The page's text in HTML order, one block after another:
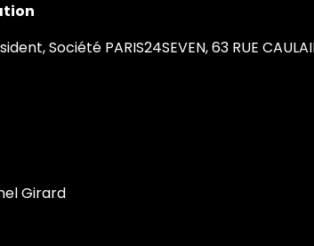
Société PARIS24SEVEN, 63 RUE
Girard